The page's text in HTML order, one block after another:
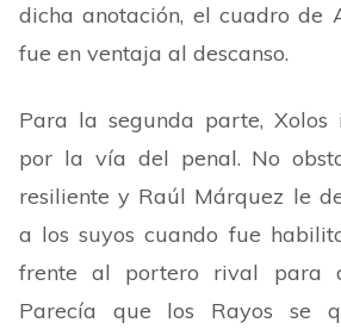
dicha anotación, el cuadro de
fue en ventaja al descanso.
Para la segunda parte,
por la vía del penal. No
resiliente y Raúl Márquez le
a los suyos cuando fue
frente al portero rival para
Parecía que los Rayos se